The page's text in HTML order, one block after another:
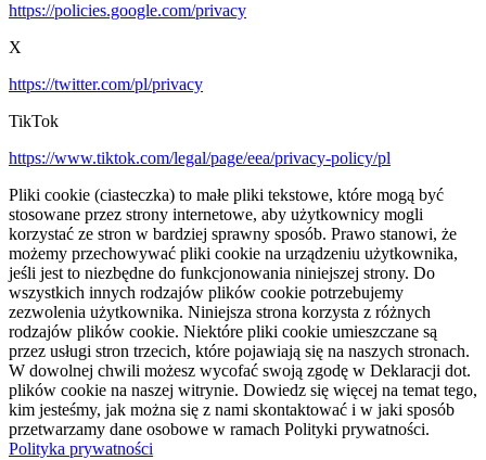
https://policies.google.com/privacy
X
https://twitter.com/pl/privacy
TikTok
https://www.tiktok.com/legal/page/eea/privacy-policy/pl
Pliki cookie (ciasteczka) to małe pliki tekstowe, które mogą być
stosowane przez strony internetowe, aby użytkownicy mogli
korzystać ze stron w bardziej sprawny sposób. Prawo stanowi, że
możemy przechowywać pliki cookie na urządzeniu użytkownika,
jeśli jest to niezbędne do funkcjonowania niniejszej strony. Do
wszystkich innych rodzajów plików cookie potrzebujemy
zezwolenia użytkownika. Niniejsza strona korzysta z różnych
rodzajów plików cookie. Niektóre pliki cookie umieszczane są
przez usługi stron trzecich, które pojawiają się na naszych stronach.
W dowolnej chwili możesz wycofać swoją zgodę w Deklaracji dot.
plików cookie na naszej witrynie. Dowiedz się więcej na temat tego,
kim jesteśmy, jak można się z nami skontaktować i w jaki sposób
przetwarzamy dane osobowe w ramach Polityki prywatności.
Polityka prywatności